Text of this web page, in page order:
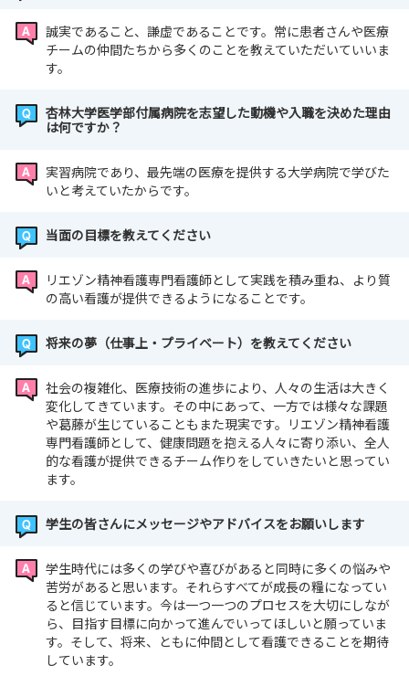
誠実であること、謙虚であることです。常に患者さんや医療
チームの仲間たちから多くのことを教えていただいていいま
す。
杏林大学医学部付属病院を志望した動機や入職を決めた理由
は何ですか？
実習病院であり、最先端の医療を提供する大学病院で学びた
いと考えていたからです。
当面の目標を教えてください
リエゾン精神看護専門看護師として実践を積み重ね、より質
の高い看護が提供できるようになることです。
将来の夢（仕事上・プライベート）を教えてください
社会の複雑化、医療技術の進歩により、人々の生活は大きく
変化してきています。その中にあって、一方では様々な課題
や葛藤が生じていることもまた現実です。リエゾン精神看護
専門看護師として、健康問題を抱える人々に寄り添い、全人
的な看護が提供できるチーム作りをしていきたいと思ってい
ます。
学生の皆さんにメッセージやアドバイスをお願いします
学生時代には多くの学びや喜びがあると同時に多くの悩みや
苦労があると思います。それらすべてが成長の糧になってい
ると信じています。今は一つ一つのプロセスを大切にしなが
ら、目指す目標に向かって進んでいってほしいと願っていま
す。そして、将来、ともに仲間として看護できることを期待
しています。